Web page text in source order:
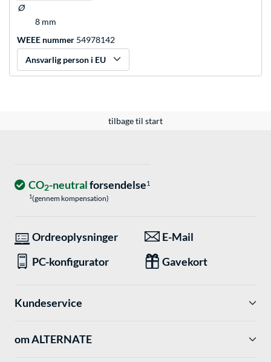
Ø
8 mm
WEEE nummer 54978142
Ansvarlig person i EU
tilbage til start
CO2-neutralforsendelse1
1(gennem kompensation)
Ordreoplysninger
E-Mail
PC-konfigurator
Gavekort
Kundeservice
om ALTERNATE